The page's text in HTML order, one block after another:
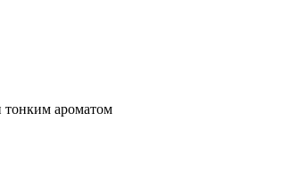
тонким ароматом